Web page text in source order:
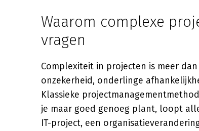
Waarom complexe
vragen
Complexiteit in projecten is meer
onzekerheid, onderlinge
Klassieke
je maar goed genoeg plant, loopt
IT-project, een